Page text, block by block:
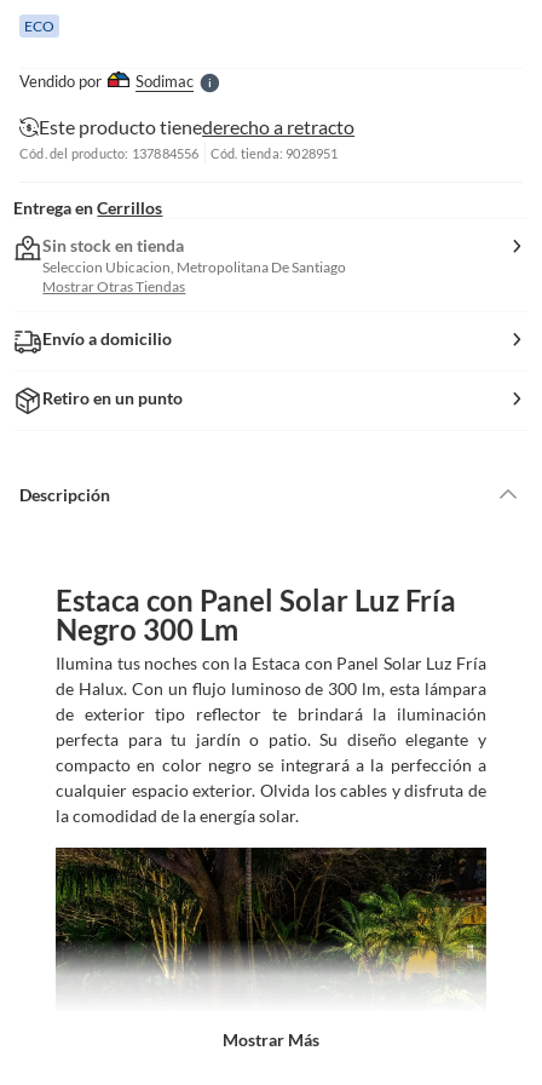
ECO
Vendido por SodimacS
Este producto tienederecho a retracto
Cód. del producto: 137884556 Cód. tienda: 9028951
Entrega en Cerrillos
Sin stock en tienda
Seleccion Ubicacion, Metropolitana De Santiago
Mostrar Otras Tiendas
Envío a domicilio
Retiro en un punto
Descripción
Estaca con Panel Solar Luz Fría
Negro 300 Lm
Ilumina tus noches con la Estaca con Panel Solar Luz Fría
de Halux. Con un flujo luminoso de 300 lm, esta lámpara
de exterior tipo reflector te brindará la iluminación
perfecta para tu jardín o patio. Su diseño elegante y
compacto en color negro se integrará a la perfección a
cualquier espacio exterior. Olvida los cables y disfruta de
la comodidad de la energía solar.
Mostrar Más